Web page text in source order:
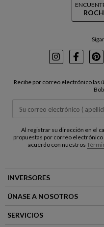
Instagram
Recibe por correo electrónico las
Al registrar su dirección en el
propuestas por correo electrónico
acuerdo con nuestros
INVERSORES
ÚNASE A NOSOTROS
SERVICIOS